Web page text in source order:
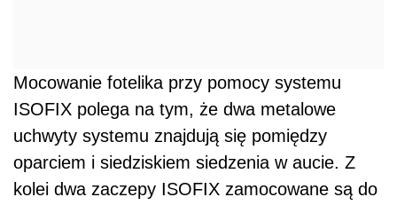
Mocowanie fotelika przy pomocy systemu
ISOFIX polega na tym, że dwa metalowe
uchwyty systemu znajdują się pomiędzy
oparciem i siedziskiem siedzenia w aucie. Z
kolei dwa zaczepy ISOFIX zamocowane są do